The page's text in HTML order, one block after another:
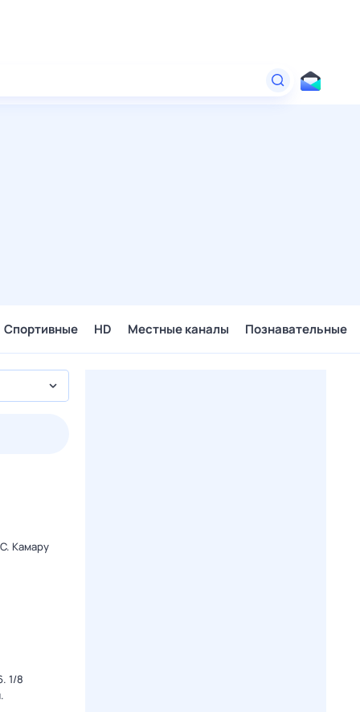
Спортивные HD Местные каналы Познавательные
Камару
1/8